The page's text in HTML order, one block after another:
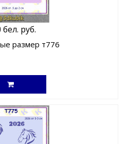
бел. руб.
размер т776